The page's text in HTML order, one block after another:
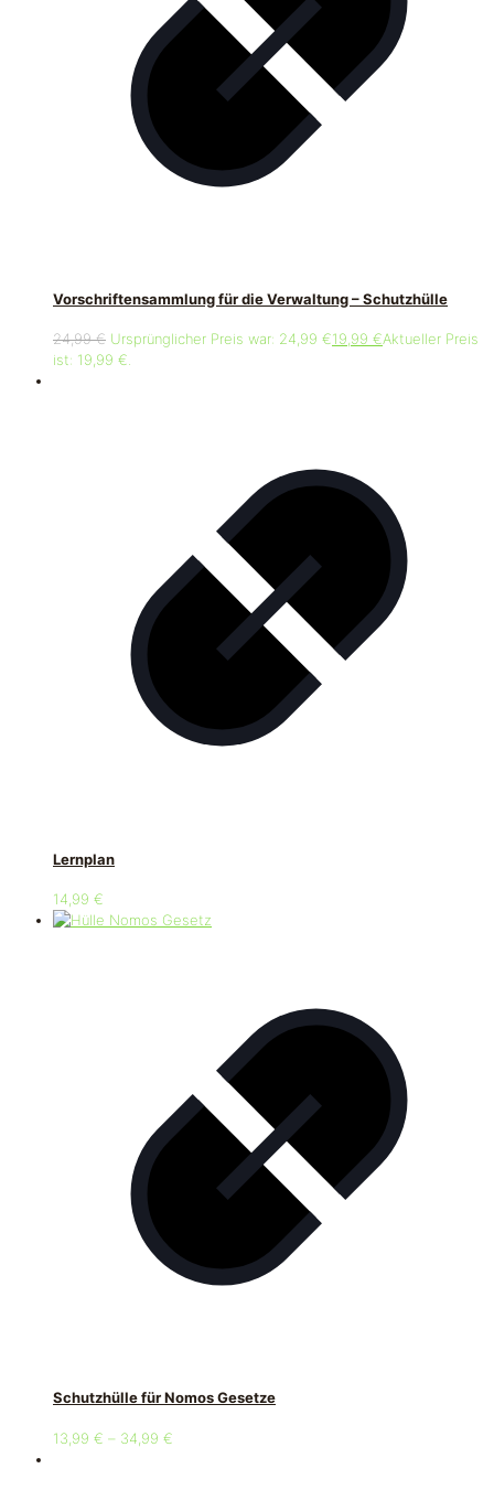
Vorschriftensammlung für die Verwaltung – Schutzhülle
24,99€ Ursprünglicher Preis war: 24,99 €19,99 €Aktueller Preis
ist: 19,99 €.
Lernplan
14,99 €
Schutzhülle für Nomos Gesetze
13,99 € – 34,99 €